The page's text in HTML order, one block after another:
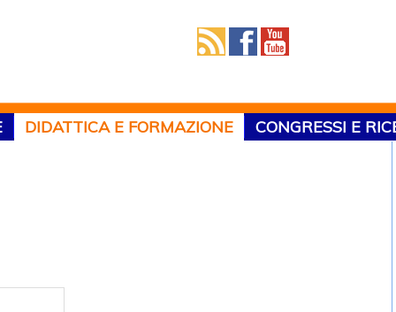
DIDATTICA E FORMAZIONE CONGRESSI E